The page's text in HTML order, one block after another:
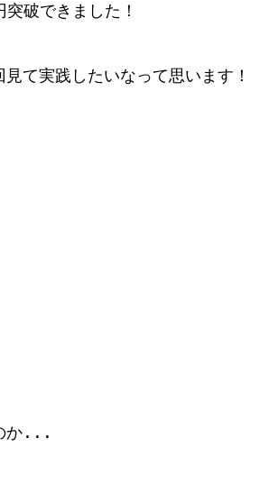
破できました！
て実践したいなって思います！
か...